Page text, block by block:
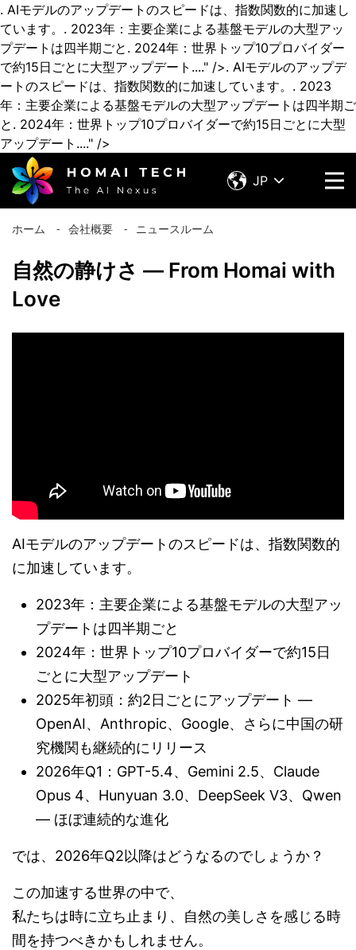
. AIモデルのアップデートのスピードは、指数関数的に加速し
ています。. 2023年：主要企業による基盤モデルの大型アッ
プデートは四半期ごと. 2024年：世界トップ10プロバイダー
で約15日ごとに大型アップデート...." />. AIモデルのアップデ
ートのスピードは、指数関数的に加速しています。. 2023
年：主要企業による基盤モデルの大型アップデートは四半期ご
と. 2024年：世界トップ10プロバイダーで約15日ごとに大型
アップデート...." />
JP
ホーム ⁃ 会社概要 ⁃ ニュースルーム
自然の静けさ — From Homai with
Love
AIモデルのアップデートのスピードは、指数関数的
に加速しています。
2023年：主要企業による基盤モデルの大型アッ
プデートは四半期ごと
2024年：世界トップ10プロバイダーで約15日
ごとに大型アップデート
2025年初頭：約2日ごとにアップデート —
OpenAI、Anthropic、Google、さらに中国の研
究機関も継続的にリリース
2026年Q1：GPT-5.4、Gemini 2.5、Claude
Opus 4、Hunyuan 3.0、DeepSeek V3、Qwen
— ほぼ連続的な進化
では、2026年Q2以降はどうなるのでしょうか？
この加速する世界の中で、
私たちは時に立ち止まり、自然の美しさを感じる時
間を持つべきかもしれません。